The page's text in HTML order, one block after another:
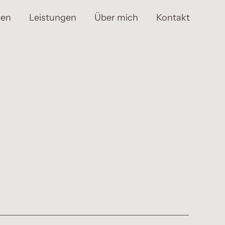
Leistungen Über mich Kontakt